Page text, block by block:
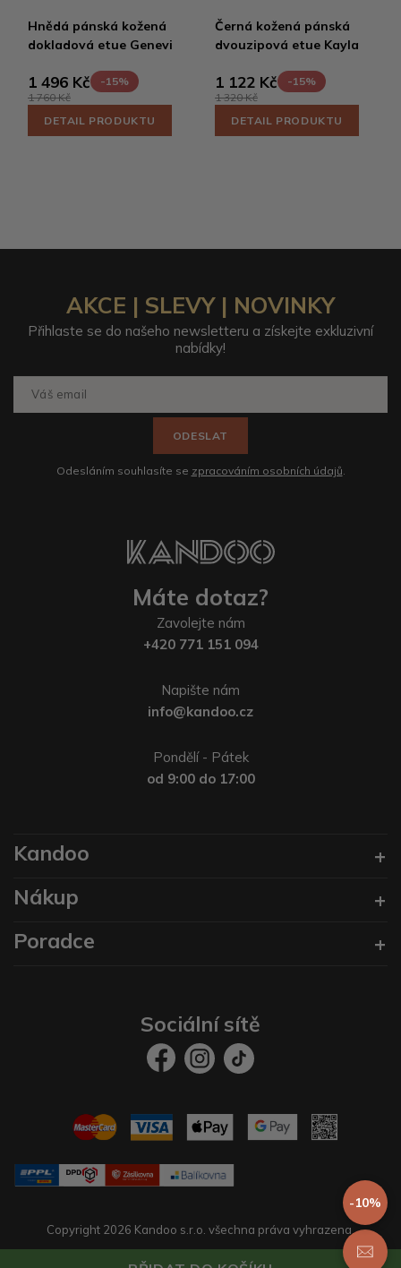
Hnědá pánská kožená
dokladová etue Genevi
1 496 Kč
-15%
1 760 Kč
DETAIL PRODUKTU
Černá kožená pánská
dvouzipová etue Kayla
1 122 Kč
-15%
1 320 Kč
DETAIL PRODUKTU
AKCE | SLEVY | NOVINKY
Přihlaste se do našeho newsletteru a získejte exkluzivní
nabídky!
ODESLAT
Odesláním souhlasíte se zpracováním osobních údajů
-10%
Máte dotaz?
Zavolejte nám
+420 771 151 094
Napište nám
info@kandoo.cz
Pondělí - Pátek
od 9:00 do 17:00
Kandoo
Nákup
Poradce
Sociální sítě
Copyright 2026 Kandoo s.r.o. všechna práva vyhrazena.
prestaservis. eshopy na míru